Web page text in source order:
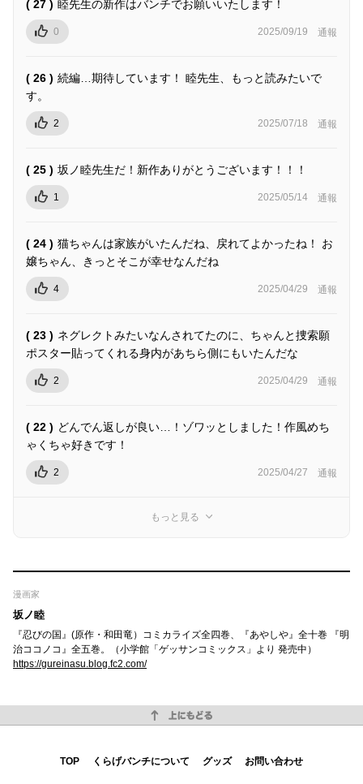
( 27 ) 睦先生の新作はバンチでお願いいたします！
0 2025/09/19 通報
( 26 ) 続編…期待しています！ 睦先生、もっと読みたいで
す。
2 2025/07/18 通報
( 25 ) 坂ノ睦先生だ！新作ありがとうございます！！！
1 2025/05/14 通報
( 24 ) 猫ちゃんは家族がいたんだね、戻れてよかったね！ お
嬢ちゃん、きっとそこが幸せなんだね
4 2025/04/29 通報
( 23 ) ネグレクトみたいなんされてたのに、ちゃんと捜索願
ポスター貼ってくれる身内があちら側にもいたんだな
2 2025/04/29 通報
( 22 ) どんでん返しが良い…！ゾワッとしました！作風めち
ゃくちゃ好きです！
2 2025/04/27 通報
もっと見る
漫画家
坂ノ睦
『忍びの国』(原作・和田竜）コミカライズ全四巻、『あやしや』全十巻 『明
治ココノコ』全五巻。（小学館「ゲッサンコミックス」より 発売中）
https://gureinasu.blog.fc2.com/
TOP くらげバンチについて グッズ お問い合わせ